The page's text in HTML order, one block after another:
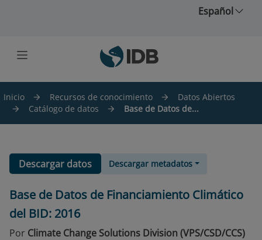
Español
Inicio Recursos de conocimiento
Datos Abiertos
Catálogo de datos
Base de Datos de...
Descargar datos Descargar metadatos
Base de Datos de Financiamiento Climático
del BID: 2016
Por Climate Change Solutions Division (VPS/CSD/CCS)